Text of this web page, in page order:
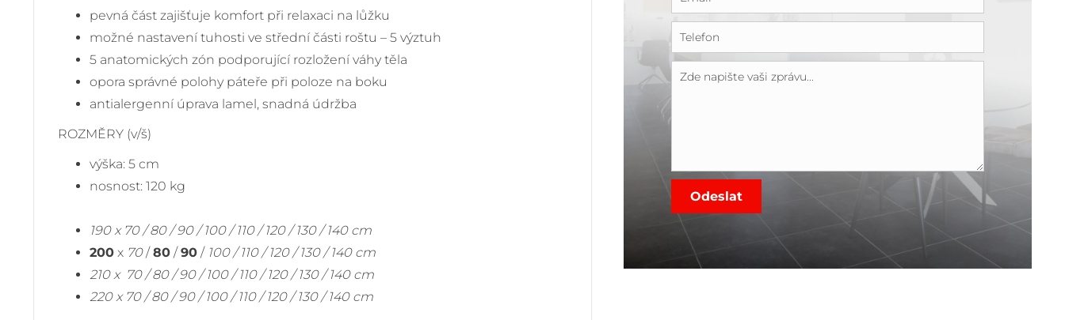
pevná část zajišťuje komfort při relaxaci na lůžku
možné nastavení tuhosti ve střední části roštu – 5 výztuh
5 anatomických zón podporující rozložení váhy těla
opora správné polohy páteře při poloze na boku
antialergenní úprava lamel, snadná údržba
ROZMĚRY (v/š)
výška: 5 cm
nosnost: 120 kg
190 x 70 / 80 / 90 / 100 / 110 / 120 / 130 / 140 cm
200 x 70/ 80 / 90 / 100 / 110 / 120 / 130 / 140 cm
210 x 70 / 80 / 90 / 100 / 110 / 120 / 130 / 140 cm
220 x 70 / 80 / 90 / 100 / 110 / 120 / 130 / 140 cm